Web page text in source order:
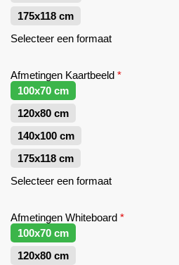
175x118 cm
Selecteer een formaat
Afmetingen Kaartbeeld *
100x70 cm
120x80 cm
140x100 cm
175x118 cm
Selecteer een formaat
Afmetingen Whiteboard *
100x70 cm
120x80 cm